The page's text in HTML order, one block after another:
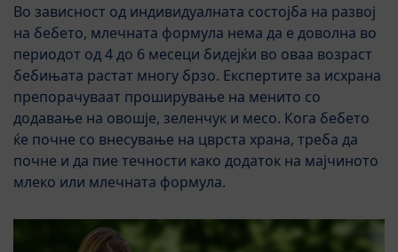
Во зависност од индивидуалната состојба на развој
на бебето, млечната формула нема да е доволна во
периодот од 4 до 6 месеци бидејќи во оваа возраст
бебињата растат многу брзо. Експертите за исхрана
препорачуваат проширување на менито со
додавање на овошје, зеленчук и месо. Кога бебето
ќе почне со внесување на цврста храна, треба да
почне и да пие течности како додаток на мајчиното
млеко или млечната формула.